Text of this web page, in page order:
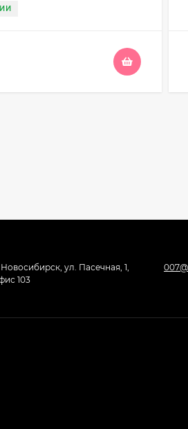
Новосибирск, ул. Пасечная, 1,
103